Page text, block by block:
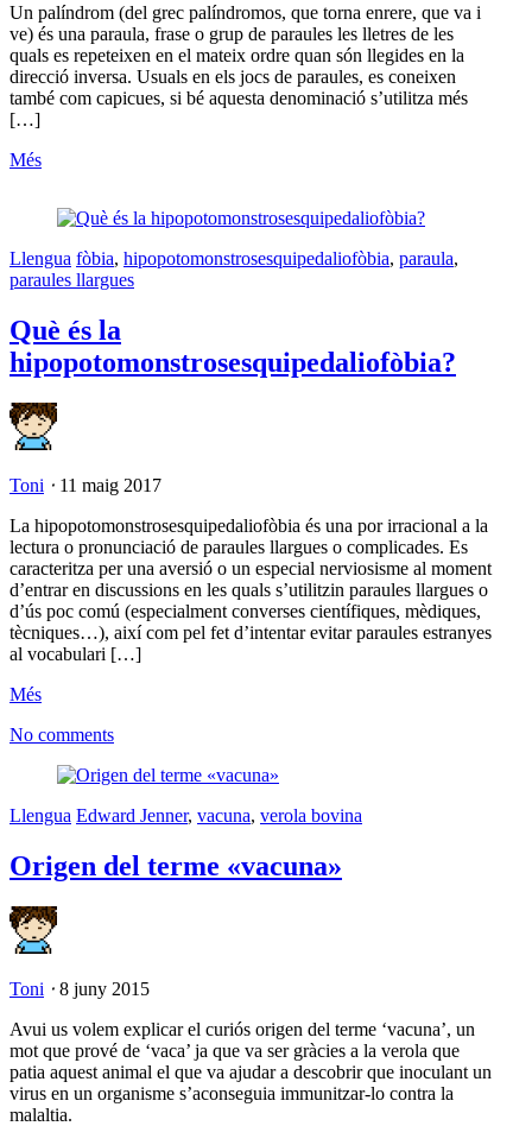
Un palíndrom (del grec palíndromos, que torna enrere, que va i
ve) és una paraula, frase o grup de paraules les lletres de les
quals es repeteixen en el mateix ordre quan són llegides en la
direcció inversa. Usuals en els jocs de paraules, es coneixen
també com capicues, si bé aquesta denominació s’utilitza més
[…]
Més
Llengua fòbia, hipopotomonstrosesquipedaliofòbia, paraula,
paraules llargues
Què és la
hipopotomonstrosesquipedaliofòbia?
Toni ⋅ 11 maig 2017
La hipopotomonstrosesquipedaliofòbia és una por irracional a la
lectura o pronunciació de paraules llargues o complicades. Es
caracteritza per una aversió o un especial nerviosisme al moment
d’entrar en discussions en les quals s’utilitzin paraules llargues o
d’ús poc comú (especialment converses científiques, mèdiques,
tècniques…), així com pel fet d’intentar evitar paraules estranyes
al vocabulari […]
Més
No comments
Llengua Edward Jenner, vacuna, verola bovina
Origen del terme «vacuna»
Toni ⋅ 8 juny 2015
Avui us volem explicar el curiós origen del terme ‘vacuna’, un
mot que prové de ‘vaca’ ja que va ser gràcies a la verola que
patia aquest animal el que va ajudar a descobrir que inoculant un
virus en un organisme s’aconseguia immunitzar-lo contra la
malaltia.